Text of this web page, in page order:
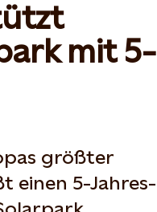
mit 5-
größter
einen 5-Jahres-